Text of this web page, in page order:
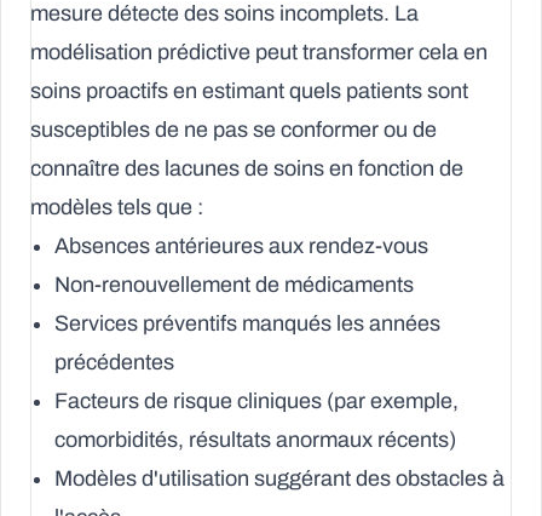
mesure détecte des soins incomplets. La
modélisation prédictive peut transformer cela en
soins proactifs en estimant quels patients sont
susceptibles de ne pas se conformer ou de
connaître des lacunes de soins en fonction de
modèles tels que :
Absences antérieures aux rendez-vous
Non-renouvellement de médicaments
Services préventifs manqués les années
précédentes
Facteurs de risque cliniques (par exemple,
comorbidités, résultats anormaux récents)
Modèles d'utilisation suggérant des obstacles à